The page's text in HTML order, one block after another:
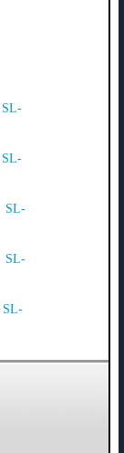
SL-
SL-
SL-
SL-
SL-